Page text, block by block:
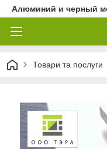
Алюминий и черный
Товари та послуги